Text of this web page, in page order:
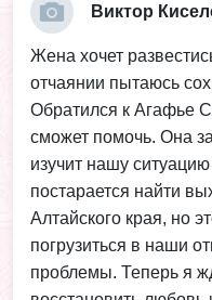
Виктор
Жена хочет
отчаянии пытаюсь
Обратился к Агафье
сможет помочь. Она
изучит нашу
постарается найти
Алтайского края, но
погрузиться в наши
проблемы. Теперь я